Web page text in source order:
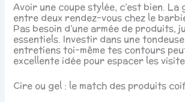
Avoir une coupe stylée, c’est bien.
entre deux rendez-vous chez le
Pas besoin d’une armée de produits,
essentiels. Investir dans une
entretiens toi-même tes contours
excellente idée pour espacer les
Cire ou gel : le match des produits